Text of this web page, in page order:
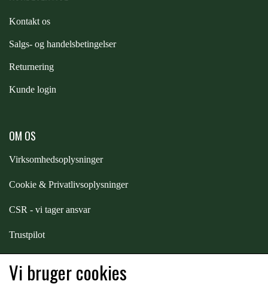
PREMIER EQUINE KØLETERAPI
PREMIER EQUINE GROOMING & STALD
PREMIER EQUINE
RACING TACK
Kontakt os
Salgs- og handelsbetingelser
Returnering
Kunde login
OM OS
Virksomhedsoplysninger
Cookie & Privatlivsoplysninger
CSR - vi tager ansvar
Trustpilot
Vi bruger cookies